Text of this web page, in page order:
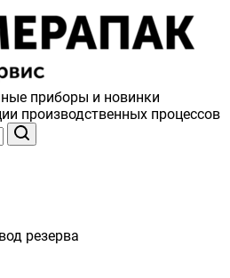
приборы и новинки
производственных процессов
резерва